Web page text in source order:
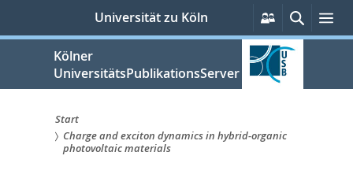
springen
Universität zu Köln
Persönliche
Services
Suche
Kölner
UniversitätsPublikationsServer
Sie
Start
Charge and exciton dynamics in hybrid-organic
photovoltaic materials